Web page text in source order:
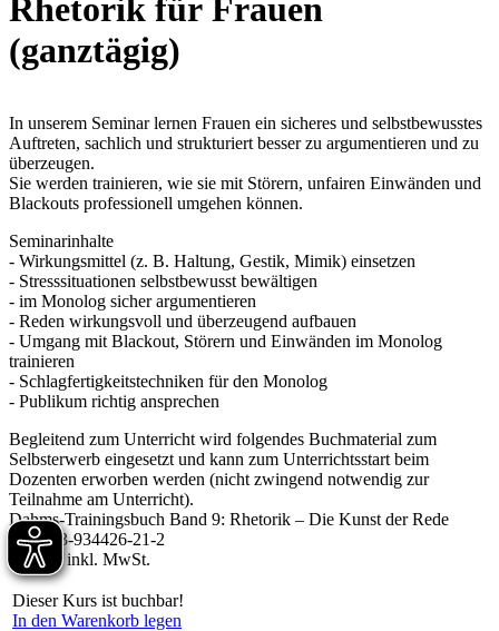
Rhetorik für Frauen
(ganztägig)
In unserem Seminar lernen Frauen ein sicheres und selbstbewusstes
Auftreten, sachlich und strukturiert besser zu argumentieren und zu
überzeugen.
Sie werden trainieren, wie sie mit Störern, unfairen Einwänden und
Blackouts professionell umgehen können.
Seminarinhalte
- Wirkungsmittel (z. B. Haltung, Gestik, Mimik) einsetzen
- Stresssituationen selbstbewusst bewältigen
- im Monolog sicher argumentieren
- Reden wirkungsvoll und überzeugend aufbauen
- Umgang mit Blackout, Störern und Einwänden im Monolog
trainieren
- Schlagfertigkeitstechniken für den Monolog
- Publikum richtig ansprechen
Begleitend zum Unterricht wird folgendes Buchmaterial zum
Selbsterwerb eingesetzt und kann zum Unterrichtsstart beim
Dozenten erworben werden (nicht zwingend notwendig zur
Teilnahme am Unterricht).
Dahms-Trainingsbuch Band 9: Rhetorik – Die Kunst der Rede
ISBN: 3-934426-21-2
€ 14,00 inkl. MwSt.
Dieser Kurs ist buchbar!
In den Warenkorb legen